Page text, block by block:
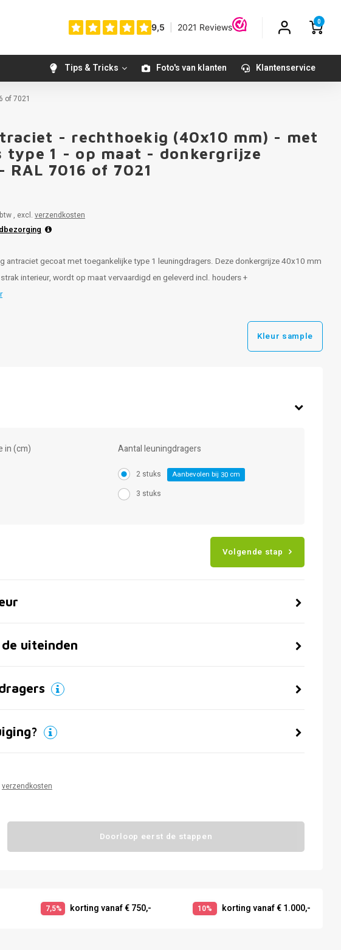
0
Tips & Tricks Foto's van klanten Klantenservice
of 7021
- rechthoekig (40x10 mm) - met
type 1 - op maat - donkergrijze
RAL 7016 of 7021
, excl. verzendkosten
antraciet gecoat met toegankelijke type 1 leuningdragers. Deze donkergrijze 40x10 mm
interieur, wordt op maat vervaardigd en geleverd incl. houders +
Kleur sample
in (cm) Aantal leuningdragers
2 stuks Aanbevolen bij 30 cm
3 stuks
Volgende stap
uiteinden
verzendkosten
Doorloop eerst de stappen
7,5% korting vanaf € 750,- 10% korting vanaf € 1.000,-